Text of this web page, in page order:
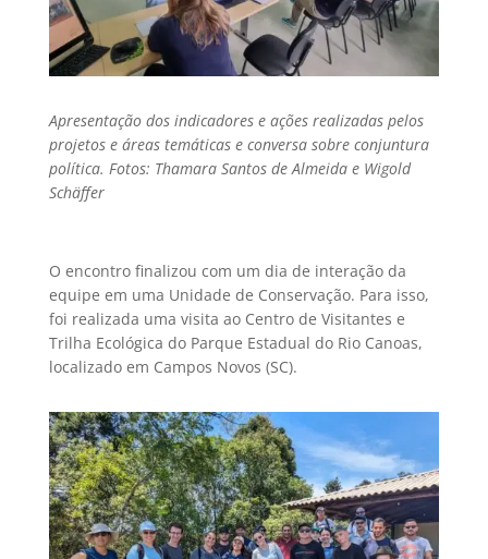
Apresentação dos indicadores e ações realizadas pelos
projetos e áreas temáticas e conversa sobre conjuntura
política. Fotos: Thamara Santos de Almeida e Wigold
Schäffer
O encontro finalizou com um dia de interação da
equipe em uma Unidade de Conservação. Para isso,
foi realizada uma visita ao Centro de Visitantes e
Trilha Ecológica do Parque Estadual do Rio Canoas,
localizado em Campos Novos (SC).